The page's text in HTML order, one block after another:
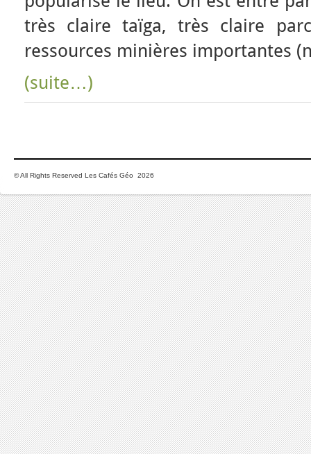
très claire taïga, très claire
ressources minières importantes
(suite…)
© All Rights Reserved Les Cafés Géo 2026